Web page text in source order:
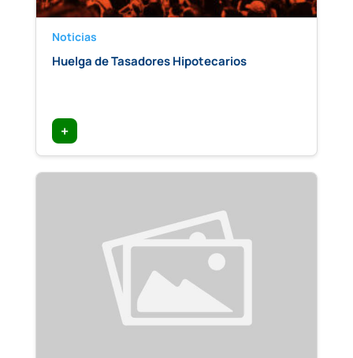
Noticias
Huelga de Tasadores Hipotecarios
+